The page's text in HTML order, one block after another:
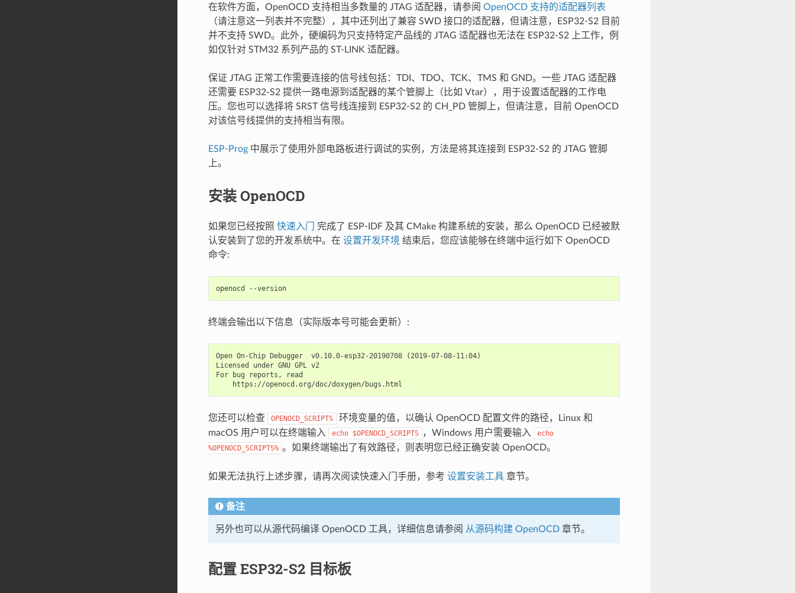
在软件方面，OpenOCD 支持相当多数量的 JTAG 适配器，请参阅 OpenOCD 支持的适配器列表
（请注意这一列表并不完整），其中还列出了兼容 SWD 接口的适配器，但请注意，ESP32-S2 目前
并不支持 SWD。此外，硬编码为只支持特定产品线的 JTAG 适配器也无法在 ESP32-S2 上工作，例
如仅针对 STM32 系列产品的 ST-LINK 适配器。
保证 JTAG 正常工作需要连接的信号线包括：TDI、TDO、TCK、TMS 和 GND。一些 JTAG 适配器
还需要 ESP32-S2 提供一路电源到适配器的某个管脚上（比如 Vtar），用于设置适配器的工作电
压。您也可以选择将 SRST 信号线连接到 ESP32-S2 的 CH_PD 管脚上，但请注意，目前 OpenOCD
对该信号线提供的支持相当有限。
ESP-Prog中展示了使用外部电路板进行调试的实例，方法是将其连接到 ESP32-S2 的 JTAG 管脚
上。
安装 OpenOCD
如果您已经按照 快速入门
完成了 ESP-IDF 及其 CMake 构建系统的安装，那么 OpenOCD 已经被默
认安装到了您的开发系统中。在 设置开发环境结束后，您应该能够在终端中运行如下 OpenOCD
命令:
openocd --version
终端会输出以下信息（实际版本号可能会更新）:
Open On-Chip Debugger  v0.10.0-esp32-20190708 (2019-07-08-11:04)
Licensed under GNU GPL v2
For bug reports, read
您还可以检查 OPENOCD_SCRIPTS
环境变量的值，以确认 OpenOCD 配置文件的路径，Linux 和
macOS 用户可以在终端输入
echo $OPENOCD_SCRIPTS ，Windows 用户需要输入
echo
%OPENOCD_SCRIPTS% 。如果终端输出了有效路径，则表明您已经正确安装 OpenOCD。
如果无法执行上述步骤，请再次阅读快速入门手册，参考 设置安装工具章节。
备注
另外也可以从源代码编译 OpenOCD 工具，详细信息请参阅 从源码构建 OpenOCD章节。
配置 ESP32-S2 目标板